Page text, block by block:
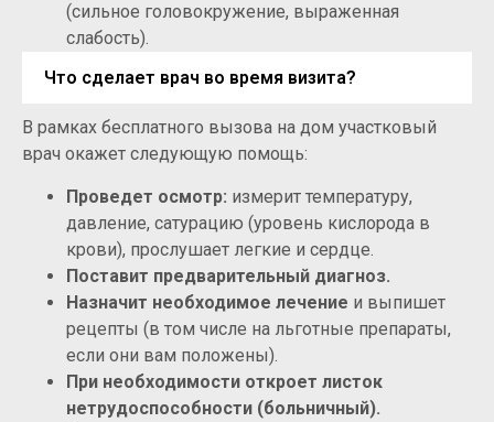
(сильное головокружение, выраженная
слабость).
Что сделает врач во время визита?
В рамках бесплатного вызова на дом участковый
врач окажет следующую помощь:
Проведет осмотр: измерит температуру,
давление, сатурацию (уровень кислорода в
крови), прослушает легкие и сердце.
Поставит предварительный диагноз.
Назначит необходимое лечение и выпишет
рецепты (в том числе на льготные препараты,
если они вам положены).
При необходимости откроет листок
нетрудоспособности (больничный).